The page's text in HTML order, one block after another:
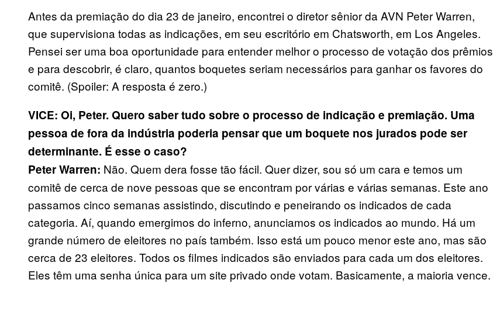
Antes da premiação do dia 23 de janeiro, encontrei o diretor sênior da AVN Peter Warren,
que supervisiona todas as indicações, em seu escritório em Chatsworth, em Los Angeles.
Pensei ser uma boa oportunidade para entender melhor o processo de votação dos prêmios
e para descobrir, é claro, quantos boquetes seriam necessários para ganhar os favores do
comitê. (Spoiler: A resposta é zero.)
VICE: Oi, Peter. Quero saber tudo sobre o processo de indicação e premiação. Uma
pessoa de fora da indústria poderia pensar que um boquete nos jurados pode ser
determinante. É esse o caso?
Peter Warren: Não. Quem dera fosse tão fácil. Quer dizer, sou só um cara e temos um
comitê de cerca de nove pessoas que se encontram por várias e várias semanas. Este ano
passamos cinco semanas assistindo, discutindo e peneirando os indicados de cada
categoria. Aí, quando emergimos do inferno, anunciamos os indicados ao mundo. Há um
grande número de eleitores no país também. Isso está um pouco menor este ano, mas são
cerca de 23 eleitores. Todos os filmes indicados são enviados para cada um dos eleitores.
Eles têm uma senha única para um site privado onde votam. Basicamente, a maioria vence.